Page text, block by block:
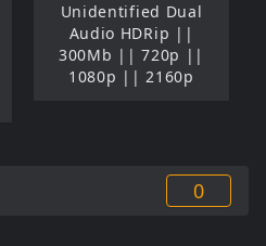
Unidentified Dual
Audio HDRip ||
300Mb || 720p ||
1080p || 2160p
0